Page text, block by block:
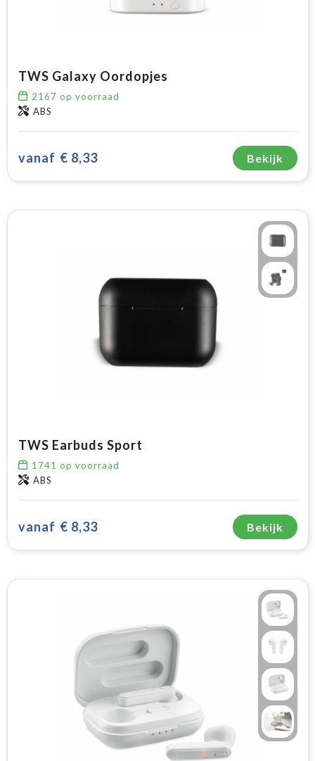
TWS Galaxy Oordopjes
2167 op voorraad
ABS
vanaf € 8,33 Bekijk
TWS Earbuds Sport
1741 op voorraad
ABS
vanaf € 8,33 Bekijk